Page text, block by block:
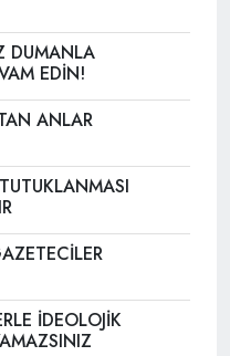
DUMANLA
EDİN!
ANLAR
İDEOLOJİK